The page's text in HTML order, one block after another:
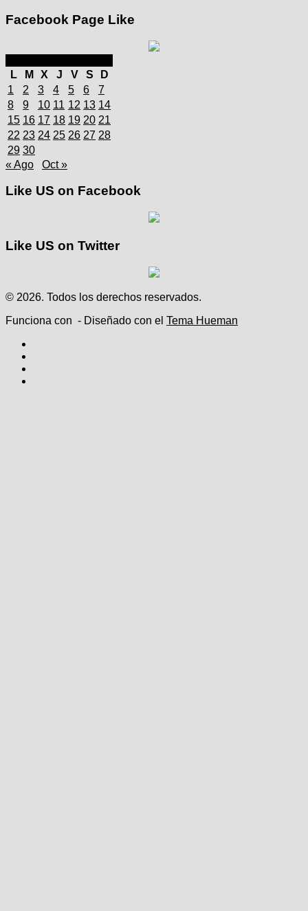
Facebook Page Like
L
M X J V S
D
1
2 3 4 5 6
7
8
9 10 11 12 13 14
15 16 17 18 19 20 21
22 23 24 25 26 27 28
29 30
« Ago
Oct »
Like US on Facebook
Like US on Twitter
© 2026. Todos los derechos reservados.
Funciona con - Diseñado con el Tema Hueman